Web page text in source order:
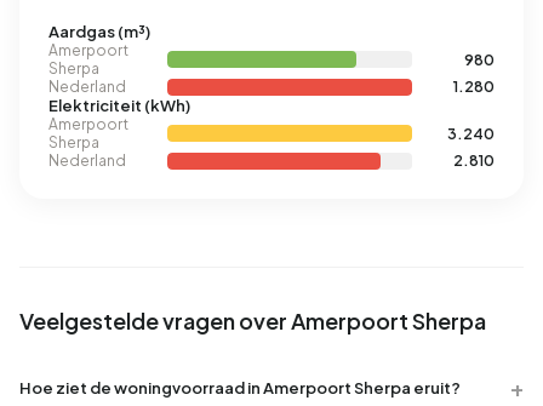
Aardgas (m³)
Amerpoort
Sherpa
980
Nederland
1.280
Elektriciteit (kWh)
Amerpoort
Sherpa
3.240
Nederland
2.810
Veelgestelde vragen over Amerpoort Sherpa
Hoe ziet de woningvoorraad in Amerpoort Sherpa eruit?